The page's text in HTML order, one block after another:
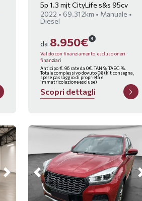
5p 1.3 mjt CityLife s&s 95cv
2022 • 69.312km • Manuale •
Diesel
da 8.950€
Valido con finanziamento, escluso oneri
finanziari
Anticipo €. 96 rate da 0€. TAN % TAEG %.
Totale complessivo dovuto 0€ (kit consegna,
spese passaggio di proprietà e
immatricolazione escluse)
Scopri dettagli